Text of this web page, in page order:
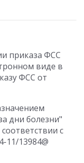
приказа ФСС
виде в
ФСС от
дни болезни"
с
11/13984@